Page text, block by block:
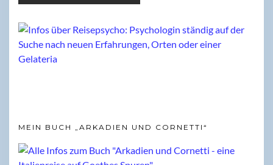
MEIN BUCH „ARKADIEN UND CORNETTI“